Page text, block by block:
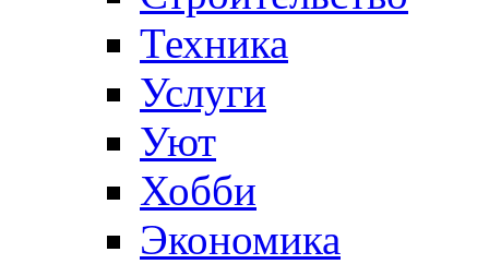
Техника
Услуги
Уют
Хобби
Экономика